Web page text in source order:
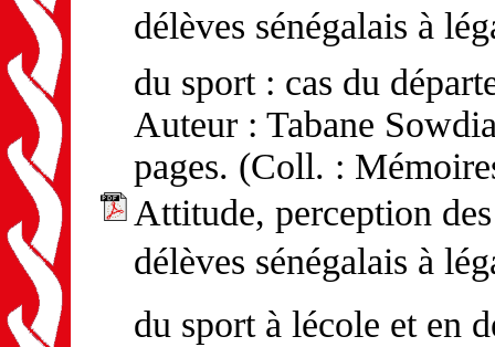
délèves sénégalais à
du sport : cas du
Auteur : Tabane
pages. (Coll. :
Attitude, perception
délèves sénégalais à
du sport à lécole et en